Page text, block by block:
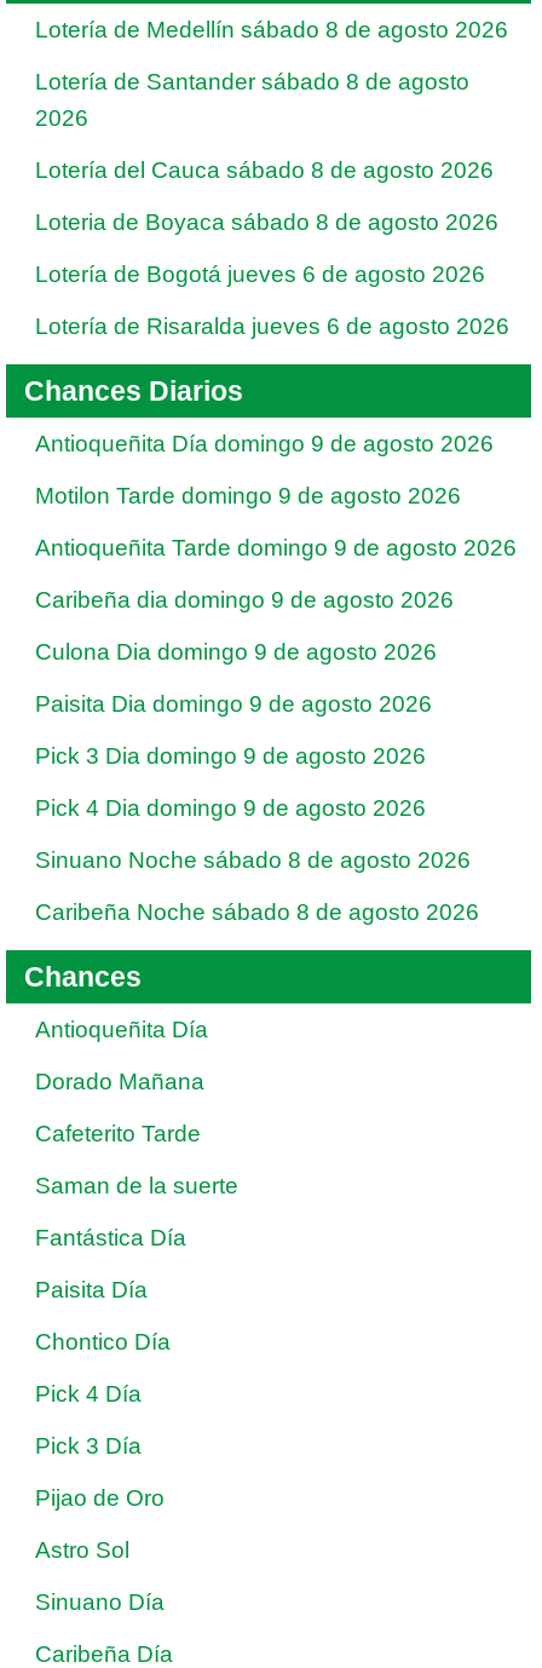
Lotería de Medellín sábado 8 de agosto 2026
Lotería de Santander sábado 8 de agosto
2026
Lotería del Cauca sábado 8 de agosto 2026
Loteria de Boyaca sábado 8 de agosto 2026
Lotería de Bogotá jueves 6 de agosto 2026
Lotería de Risaralda jueves 6 de agosto 2026
Chances Diarios
Antioqueñita Día domingo 9 de agosto 2026
Motilon Tarde domingo 9 de agosto 2026
Antioqueñita Tarde domingo 9 de agosto 2026
Caribeña dia domingo 9 de agosto 2026
Culona Dia domingo 9 de agosto 2026
Paisita Dia domingo 9 de agosto 2026
Pick 3 Dia domingo 9 de agosto 2026
Pick 4 Dia domingo 9 de agosto 2026
Sinuano Noche sábado 8 de agosto 2026
Caribeña Noche sábado 8 de agosto 2026
Chances
Antioqueñita Día
Dorado Mañana
Cafeterito Tarde
Saman de la suerte
Fantástica Día
Paisita Día
Chontico Día
Pick 4 Día
Pick 3 Día
Pijao de Oro
Astro Sol
Sinuano Día
Caribeña Día